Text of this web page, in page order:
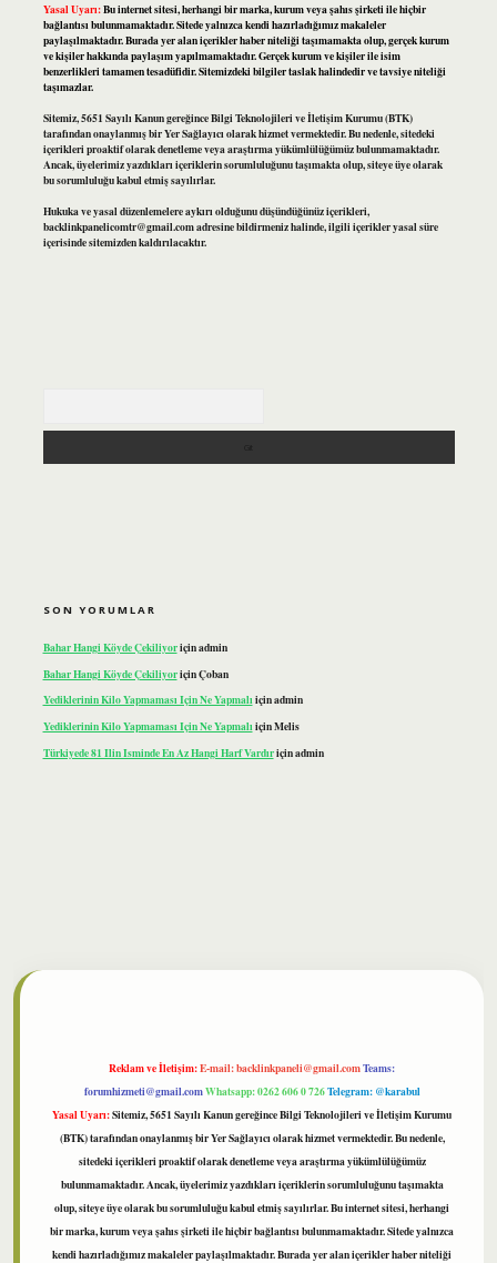
Yasal Uyarı:Bu internet sitesi, herhangi bir marka, kurum veya şahıs şirketi ile hiçbir
bağlantısı bulunmamaktadır. Sitede yalnızca kendi hazırladığımız makaleler
paylaşılmaktadır. Burada yer alan içerikler haber niteliği taşımamakta olup, gerçek kurum
ve kişiler hakkında paylaşım yapılmamaktadır. Gerçek kurum ve kişiler ile isim
benzerlikleri tamamen tesadüfidir. Sitemizdeki bilgiler taslak halindedir ve tavsiye niteliği
taşımazlar.
Sitemiz, 5651 Sayılı Kanun gereğince Bilgi Teknolojileri ve İletişim Kurumu (BTK)
tarafından onaylanmış bir Yer Sağlayıcı olarak hizmet vermektedir. Bu nedenle, sitedeki
içerikleri proaktif olarak denetleme veya araştırma yükümlülüğümüz bulunmamaktadır.
Ancak, üyelerimiz yazdıkları içeriklerin sorumluluğunu taşımakta olup, siteye üye olarak
bu sorumluluğu kabul etmiş sayılırlar.
Hukuka ve yasal düzenlemelere aykırı olduğunu düşündüğünüz içerikleri,
backlinkpanelicomtr@gmail.comadresine bildirmeniz halinde, ilgili içerikler yasal süre
içerisinde sitemizden kaldırılacaktır.
SON YORUMLAR
Bahar Hangi Köyde Çekiliyoriçinadmin
Bahar Hangi Köyde ÇekiliyoriçinÇoban
Yediklerinin Kilo Yapmaması Için Ne Yapmalıiçinadmin
Yediklerinin Kilo Yapmaması Için Ne YapmalıiçinMelis
Türkiyede 81 Ilin Isminde En Az Hangi Harf Vardıriçinadmin
Reklam ve İletişim:E-mail:backlinkpaneli@gmail.comTeams:
forumhizmeti@gmail.comWhatsapp: 0262 606 0 726Telegram: @karabul
Yasal Uyarı:Sitemiz, 5651 Sayılı Kanun gereğince Bilgi Teknolojileri ve İletişim Kurumu
(BTK) tarafından onaylanmış bir Yer Sağlayıcı olarak hizmet vermektedir. Bu nedenle,
sitedeki içerikleri proaktif olarak denetleme veya araştırma yükümlülüğümüz
bulunmamaktadır. Ancak, üyelerimiz yazdıkları içeriklerin sorumluluğunu taşımakta
olup, siteye üye olarak bu sorumluluğu kabul etmiş sayılırlar. Bu internet sitesi, herhangi
bir marka, kurum veya şahıs şirketi ile hiçbir bağlantısı bulunmamaktadır. Sitede yalnızca
kendi hazırladığımız makaleler paylaşılmaktadır. Burada yer alan içerikler haber niteliği